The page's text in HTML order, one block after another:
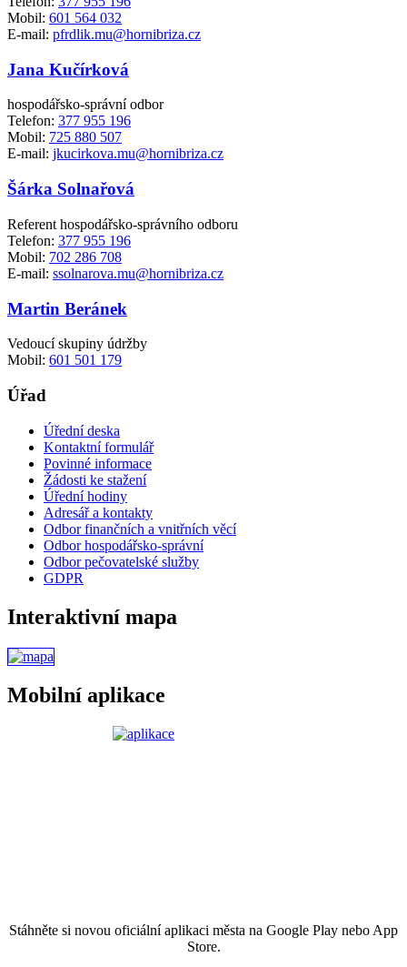
Mobil: 601 564 032
E-mail: pfrdlik.mu@hornibriza.cz
Jana Kučírková
hospodářsko-správní odbor
Telefon: 377 955 196
Mobil: 725 880 507
E-mail: jkucirkova.mu@hornibriza.cz
Šárka Solnařová
Referent hospodářsko-správního odboru
Telefon: 377 955 196
Mobil: 702 286 708
E-mail: ssolnarova.mu@hornibriza.cz
Martin Beránek
Vedoucí skupiny údržby
Mobil: 601 501 179
Úřad
Úřední deska
Kontaktní formulář
Povinné informace
Žádosti ke stažení
Úřední hodiny
Adresář a kontakty
Odbor finančních a vnitřních věcí
Odbor hospodářsko-správní
Odbor pečovatelské služby
GDPR
Interaktivní mapa
Mobilní aplikace
Stáhněte si novou oficiální aplikaci města na Google Play nebo App
Store.